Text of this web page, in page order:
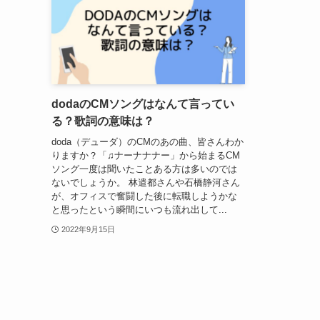
dodaのCMソングはなんて言ってい
る？歌詞の意味は？
doda（デューダ）のCMのあの曲、皆さんわか
りますか？「♫ナーナナナー」から始まるCM
ソング一度は聞いたことある方は多いのでは
ないでしょうか。 林遣都さんや石橋静河さん
が、オフィスで奮闘した後に転職しようかな
と思ったという瞬間にいつも流れ出して...
2022年9月15日